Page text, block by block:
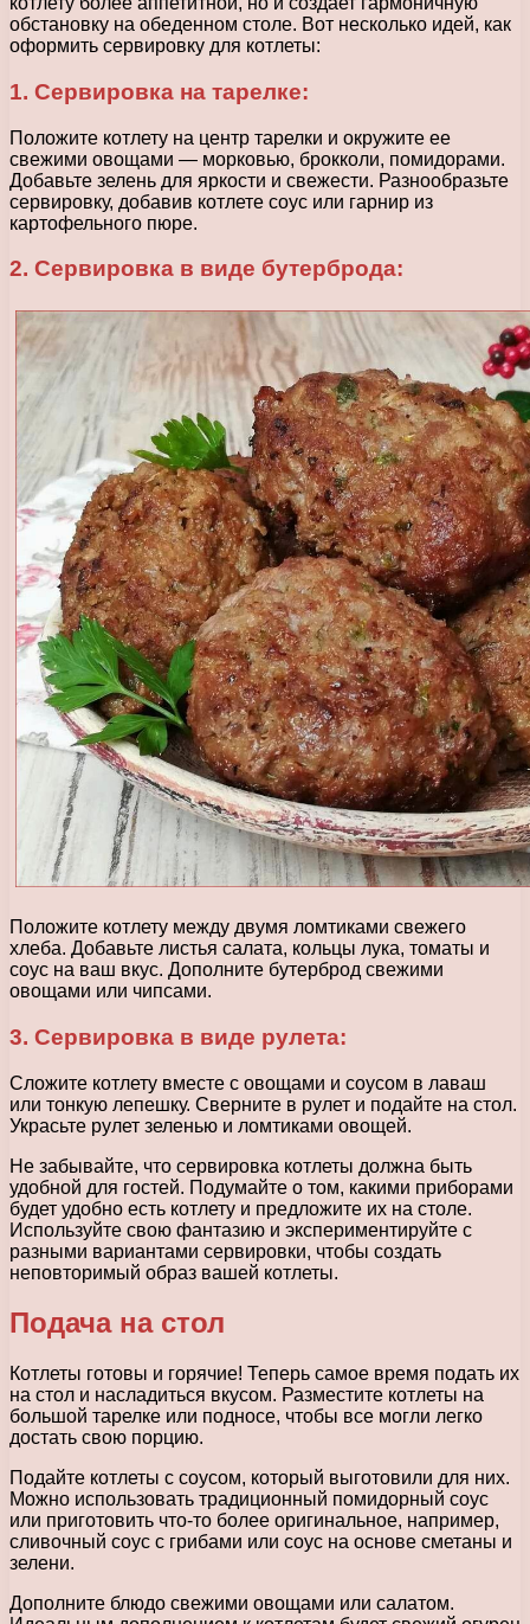
обстановку на обеденном столе. Вот несколько идей, как
оформить сервировку для котлеты:
1. Сервировка на тарелке:
Положите котлету на центр тарелки и окружите ее
свежими овощами — морковью, брокколи, помидорами.
Добавьте зелень для яркости и свежести. Разнообразьте
сервировку, добавив котлете соус или гарнир из
картофельного пюре.
2. Сервировка в виде бутерброда:
Положите котлету между двумя ломтиками свежего
хлеба. Добавьте листья салата, кольцы лука, томаты и
соус на ваш вкус. Дополните бутерброд свежими
овощами или чипсами.
3. Сервировка в виде рулета:
Сложите котлету вместе с овощами и соусом в лаваш
или тонкую лепешку. Сверните в рулет и подайте на стол.
Украсьте рулет зеленью и ломтиками овощей.
Не забывайте, что сервировка котлеты должна быть
удобной для гостей. Подумайте о том, какими приборами
будет удобно есть котлету и предложите их на столе.
Используйте свою фантазию и экспериментируйте с
разными вариантами сервировки, чтобы создать
неповторимый образ вашей котлеты.
Подача на стол
Котлеты готовы и горячие! Теперь самое время подать их
на стол и насладиться вкусом. Разместите котлеты на
большой тарелке или подносе, чтобы все могли легко
достать свою порцию.
Подайте котлеты с соусом, который выготовили для них.
Можно использовать традиционный помидорный соус
или приготовить что-то более оригинальное, например,
сливочный соус с грибами или соус на основе сметаны и
зелени.
Дополните блюдо свежими овощами или салатом.